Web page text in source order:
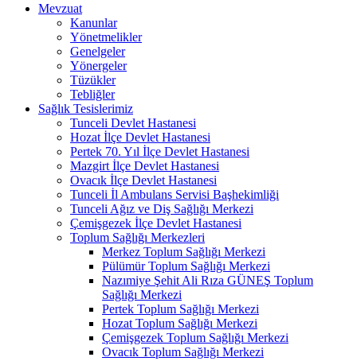
Mevzuat
Kanunlar
Yönetmelikler
Genelgeler
Yönergeler
Tüzükler
Tebliğler
Sağlık Tesislerimiz
Tunceli Devlet Hastanesi
Hozat İlçe Devlet Hastanesi
Pertek 70. Yıl İlçe Devlet Hastanesi
Mazgirt İlçe Devlet Hastanesi
Ovacık İlçe Devlet Hastanesi
Tunceli İl Ambulans Servisi Başhekimliği
Tunceli Ağız ve Diş Sağlığı Merkezi
Çemişgezek İlçe Devlet Hastanesi
Toplum Sağlığı Merkezleri
Merkez Toplum Sağlığı Merkezi
Pülümür Toplum Sağlığı Merkezi
Nazımiye Şehit Ali Rıza GÜNEŞ Toplum
Sağlığı Merkezi
Pertek Toplum Sağlığı Merkezi
Hozat Toplum Sağlığı Merkezi
Çemişgezek Toplum Sağlığı Merkezi
Ovacık Toplum Sağlığı Merkezi